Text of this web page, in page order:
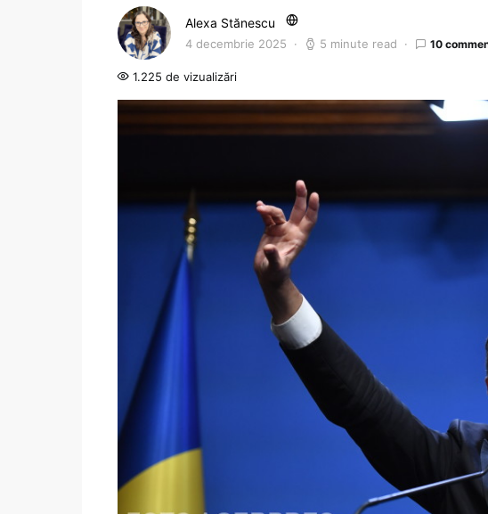
Alexa Stănescu
4 decembrie 2025 5 minute read 10
1.225 de vizualizări